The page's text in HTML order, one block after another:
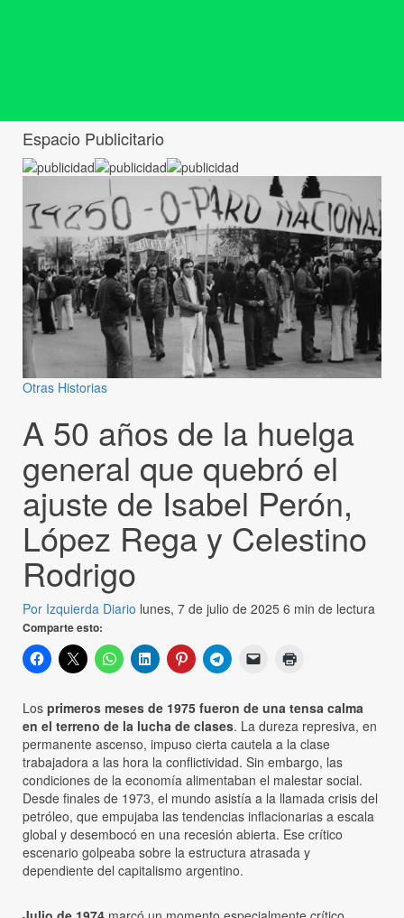
Espacio Publicitario
Otras Historias
A 50 años de la huelga
general que quebró el
ajuste de Isabel Perón,
López Rega y Celestino
Rodrigo
Por Izquierda Diario lunes, 7 de julio de 2025 6 min de lectura
Comparte esto:
Los primeros meses de 1975 fueron de una tensa calma
en el terreno de la lucha de clases. La dureza represiva, en
permanente ascenso, impuso cierta cautela a la clase
trabajadora a las hora la conflictividad. Sin embargo, las
condiciones de la economía alimentaban el malestar social.
Desde finales de 1973, el mundo asistía a la llamada crisis del
petróleo, que empujaba las tendencias inflacionarias a escala
global y desembocó en una recesión abierta. Ese crítico
escenario golpeaba sobre la estructura atrasada y
dependiente del capitalismo argentino.